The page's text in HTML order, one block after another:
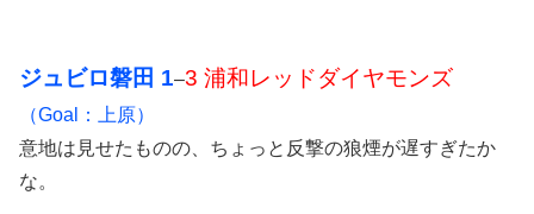
ジュビロ磐田 1–3 浦和レッドダイヤモンズ
（Goal：上原）
意地は見せたものの、ちょっと反撃の狼煙が遅すぎたか
な。